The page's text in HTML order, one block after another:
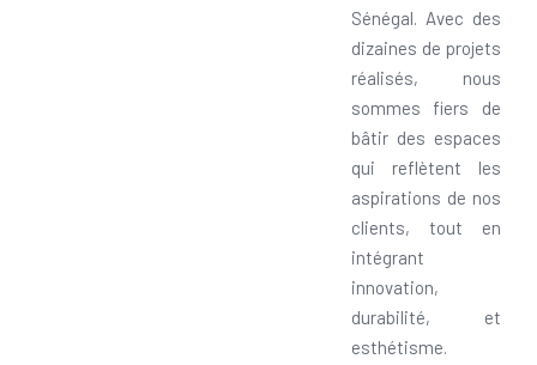
Sénégal. Avec des
dizaines de projets
réalisés, nous
sommes fiers de
bâtir des espaces
qui reflètent les
aspirations de nos
clients, tout en
intégrant
innovation,
durabilité, et
esthétisme.